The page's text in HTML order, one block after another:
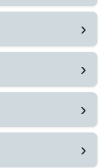
›
›
›
›